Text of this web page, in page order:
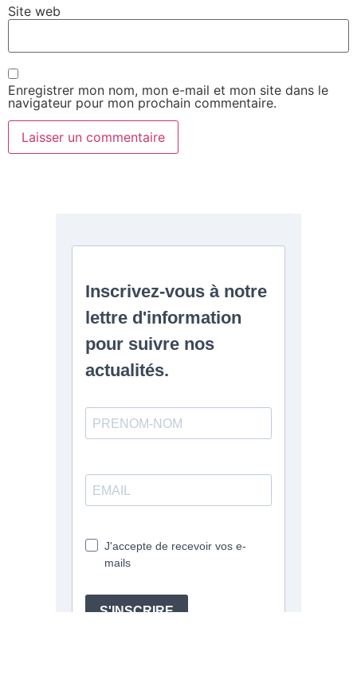
Site web
Enregistrer mon nom, mon e-mail et mon site dans le
navigateur pour mon prochain commentaire.